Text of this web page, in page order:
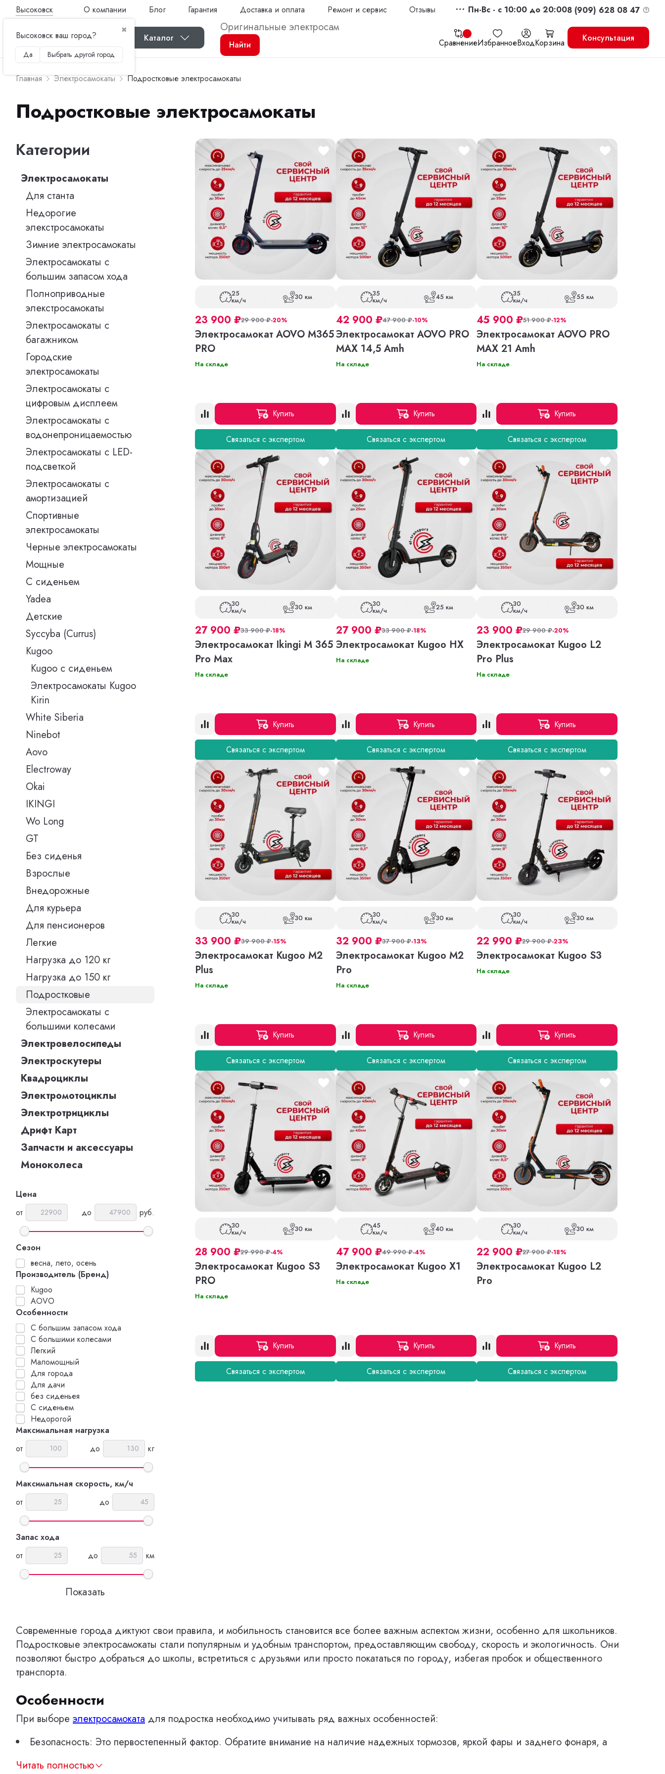
Высоковск
✖
Высоковск ваш город?
Да Выбрать другой город
О компании Блог Гарантия Доставка и оплата Ремонт и сервис Отзывы Пн-Вс - c 10:00 до 20:008 (909) 628 08 47
Каталог СравнениеИзбранноеВходКорзина
Найти
Консультация
Главная Электросамокаты Подростковые электросамокаты
Подростковые электросамокаты
Категории
Электросамокаты
Для станта
Недорогие
элекстросамокаты
Зимние электросамокаты
Электросамокаты с
большим запасом хода
Полноприводные
элекстросамокаты
Электросамокаты с
багажником
Городские
электросамокаты
Электросамокаты с
цифровым дисплеем
Электросамокаты с
водонепроницаемостью
Электросамокаты с LED-
подсветкой
Электросамокаты с
амортизацией
Спортивные
электросамокаты
Черные электросамокаты
Мощные
С сиденьем
Yadea
Детские
Syccyba (Currus)
Kugoo
Kugoo с сиденьем
Электросамокаты Kugoo
Kirin
White Siberia
Ninebot
Aovo
Electroway
Okai
IKINGI
Wo Long
GT
Без сиденья
Взрослые
Внедорожные
Для курьера
Для пенсионеров
Легкие
Нагрузка до 120 кг
Нагрузка до 150 кг
Подростковые
Электросамокаты с
большими колесами
Электровелосипеды
Электроскутеры
Квадроциклы
Электромотоциклы
Электротрициклы
Дрифт Карт
Запчасти и аксессуары
Моноколеса
Цена
от
до руб.
Сезон
весна, лето, осень
Производитель (Бренд)
Kugoo
AOVO
Особенности
С большим запасом хода
С большими колесами
Легкий
Маломощный
Для города
Для дачи
без сиденьея
С сиденьем
Недорогой
Максимальная нагрузка
от
до кг
Максимальная скорость, км/ч
от
до
Запас хода
от
до км
25
км/ч 30 км
23 900 ₽29 900₽-20%
Электросамокат AOVO M365
PRO
На складе
Купить
Связаться с экспертом
35
км/ч 45 км
42 900 ₽47 900₽-10%
Электросамокат AOVO PRO
MAX 14,5 Amh
На складе
Купить
Связаться с экспертом
35
км/ч 55 км
45 900₽51 900₽-12%
Электросамокат AOVO PRO
MAX 21 Amh
На складе
Купить
Связаться с экспертом
30
км/ч 30 км
27 900 ₽33 900₽-18%
Электросамокат Ikingi M 365
Pro Max
На складе
Купить
Связаться с экспертом
30
км/ч 25 км
27 900 ₽33 900₽-18%
Электросамокат Kugoo HX
На складе
Купить
Связаться с экспертом
30
км/ч 30 км
23 900₽29 900₽-20%
Электросамокат Kugoo L2
Pro Plus
На складе
Купить
Связаться с экспертом
30
км/ч 30 км
33 900 ₽39 900₽-15%
Электросамокат Kugoo M2
Plus
На складе
Купить
Связаться с экспертом
30
км/ч 30 км
32 900 ₽37 900₽-13%
Электросамокат Kugoo M2
Pro
На складе
Купить
Связаться с экспертом
30
км/ч 30 км
22 990₽29 900₽-23%
Электросамокат Kugoo S3
На складе
Купить
Связаться с экспертом
30
км/ч 30 км
28 900 ₽29 990₽-4%
Электросамокат Kugoo S3
PRO
На складе
Купить
Связаться с экспертом
45
км/ч 40 км
47 900 ₽49 990₽-4%
Электросамокат Kugoo X1
На складе
Купить
Связаться с экспертом
30
км/ч 30 км
22 900₽27 900₽-18%
Электросамокат Kugoo L2
Pro
Купить
Связаться с экспертом
Современные города диктуют свои правила, и мобильность становится все более важным аспектом жизни, особенно для школьников.
Подростковые электросамокаты стали популярным и удобным транспортом, предоставляющим свободу, скорость и экологичность. Они
позволяют быстро добраться до школы, встретиться с друзьями или просто покататься по городу, избегая пробок и общественного
транспорта.
Особенности
При выборе электросамоката для подростка необходимо учитывать ряд важных особенностей:
Безопасность: Это первостепенный фактор. Обратите внимание на наличие надежных тормозов, яркой фары и заднего фонаря, а
Читать полностью